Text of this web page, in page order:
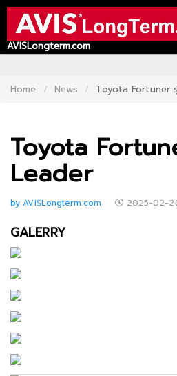
HOME
CONTACT
ABOUT
US
NEWS
LOGIN
AVISLongterm.com
Home News Toyota Fortuner
Toyota
Leader
by AVISLongterm.com 2025-02-
GALERRY